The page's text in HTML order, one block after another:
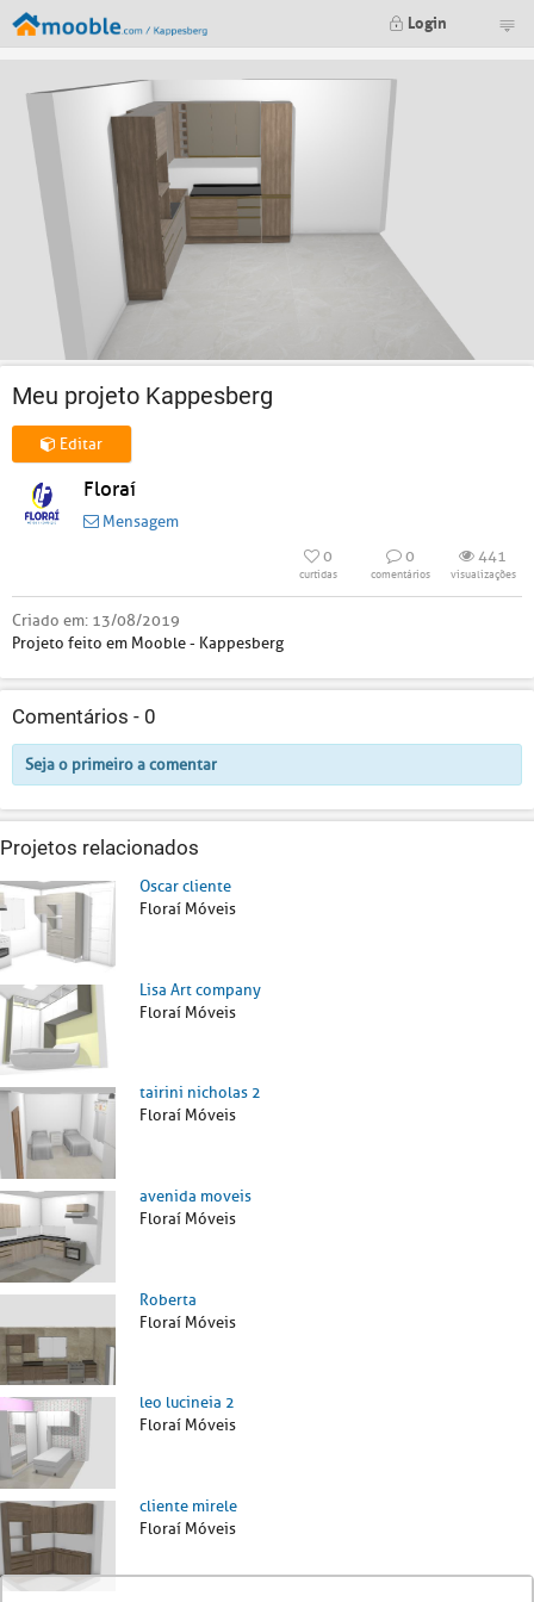
Login
Meu projeto Kappesberg
Editar
Floraí
Mensagem
0
curtidas
0
comentários
441
visualizações
Criado em: 13/08/2019
Projeto feito em Mooble - Kappesberg
Comentários - 0
Seja o primeiro a comentar
Projetos relacionados
Oscar cliente
Floraí Móveis
Lisa Art company
Floraí Móveis
tairini nicholas 2
Floraí Móveis
avenida moveis
Floraí Móveis
Roberta
Floraí Móveis
leo lucineia 2
Floraí Móveis
cliente mirele
Floraí Móveis